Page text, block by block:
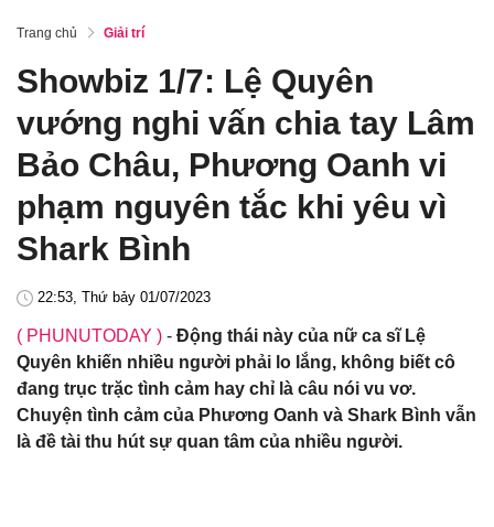
Trang chủ Giải trí
Showbiz 1/7: Lệ Quyên
vướng nghi vấn chia tay Lâm
Bảo Châu, Phương Oanh vi
phạm nguyên tắc khi yêu vì
Shark Bình
22:53, Thứ bảy 01/07/2023
( PHUNUTODAY ) - Động thái này của nữ ca sĩ Lệ
Quyên khiến nhiều người phải lo lắng, không biết cô
đang trục trặc tình cảm hay chỉ là câu nói vu vơ.
Chuyện tình cảm của Phương Oanh và Shark Bình vẫn
là đề tài thu hút sự quan tâm của nhiều người.